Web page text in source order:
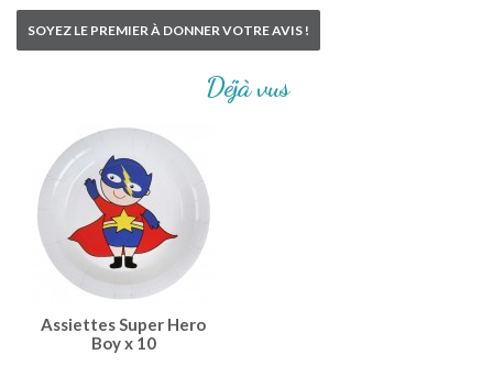
SOYEZ LE PREMIER À DONNER VOTRE AVIS !
Déjà vus
Assiettes Super Hero
Boy x 10